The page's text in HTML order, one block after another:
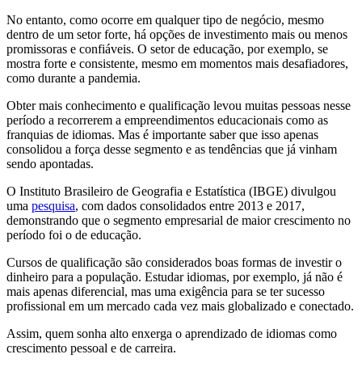
No entanto, como ocorre em qualquer tipo de negócio, mesmo
dentro de um setor forte, há opções de investimento mais ou menos
promissoras e confiáveis. O setor de educação, por exemplo, se
mostra forte e consistente, mesmo em momentos mais desafiadores,
como durante a pandemia.
Obter mais conhecimento e qualificação levou muitas pessoas nesse
período a recorrerem a empreendimentos educacionais como as
franquias de idiomas. Mas é importante saber que isso apenas
consolidou a força desse segmento e as tendências que já vinham
sendo apontadas.
O Instituto Brasileiro de Geografia e Estatística (IBGE) divulgou
uma pesquisa, com dados consolidados entre 2013 e 2017,
demonstrando que o segmento empresarial de maior crescimento no
período foi o de educação.
Cursos de qualificação são considerados boas formas de investir o
dinheiro para a população. Estudar idiomas, por exemplo, já não é
mais apenas diferencial, mas uma exigência para se ter sucesso
profissional em um mercado cada vez mais globalizado e conectado.
Assim, quem sonha alto enxerga o aprendizado de idiomas como
crescimento pessoal e de carreira.